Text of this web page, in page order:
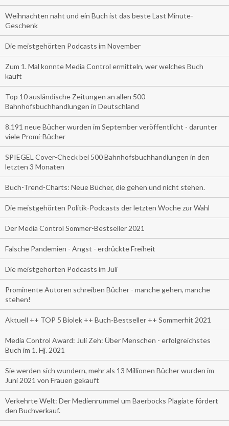
Weihnachten naht und ein Buch ist das beste Last Minute-
Geschenk
Die meistgehörten Podcasts im November
Zum 1. Mal konnte Media Control ermitteln, wer welches Buch
kauft
Top 10 ausländische Zeitungen an allen 500
Bahnhofsbuchhandlungen in Deutschland
8.191 neue Bücher wurden im September veröffentlicht - darunter
viele Promi-Bücher
SPIEGEL Cover-Check bei 500 Bahnhofsbuchhandlungen in den
letzten 3 Monaten
Buch-Trend-Charts: Neue Bücher, die gehen und nicht stehen.
Die meistgehörten Politik-Podcasts der letzten Woche zur Wahl
Der Media Control Sommer-Bestseller 2021
Falsche Pandemien - Angst - erdrückte Freiheit
Die meistgehörten Podcasts im Juli
Prominente Autoren schreiben Bücher - manche gehen, manche
stehen!
Aktuell ++ TOP 5 Biolek ++ Buch-Bestseller ++ Sommerhit 2021
Media Control Award: Juli Zeh: Über Menschen - erfolgreichstes
Buch im 1. Hj. 2021
Sie werden sich wundern, mehr als 13 Millionen Bücher wurden im
Juni 2021 von Frauen gekauft
Verkehrte Welt: Der Medienrummel um Baerbocks Plagiate fördert
den Buchverkauf.